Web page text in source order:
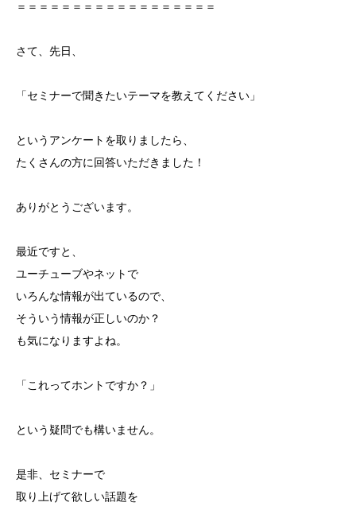
＝＝＝＝＝＝＝＝＝＝＝＝＝＝＝＝＝＝
さて、先日、
「セミナーで聞きたいテーマを教えてください」
というアンケートを取りましたら、
たくさんの方に回答いただきました！
ありがとうございます。
最近ですと、
ユーチューブやネットで
いろんな情報が出ているので、
そういう情報が正しいのか？
も気になりますよね。
「これってホントですか？」
という疑問でも構いません。
是非、セミナーで
取り上げて欲しい話題を